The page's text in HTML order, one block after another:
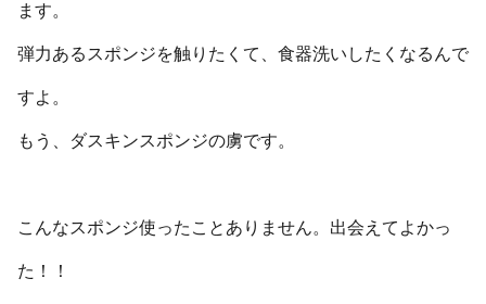
ます。
弾力あるスポンジを触りたくて、食器洗いしたくなるんで
すよ。
もう、ダスキンスポンジの虜です。
こんなスポンジ使ったことありません。出会えてよかっ
た！！